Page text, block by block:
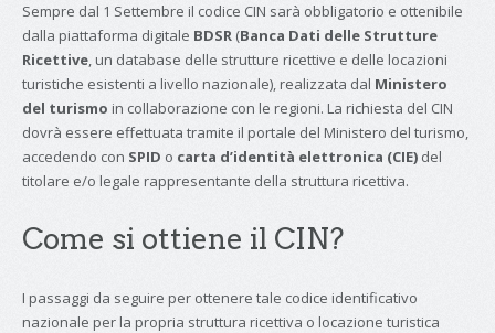
Sempre dal 1 Settembre il codice CIN sarà obbligatorio e ottenibile
dalla piattaforma digitale BDSR (Banca Dati delle Strutture
Ricettive, un database delle strutture ricettive e delle locazioni
turistiche esistenti a livello nazionale), realizzata dal Ministero
del turismo in collaborazione con le regioni. La richiesta del CIN
dovrà essere effettuata tramite il portale del Ministero del turismo,
accedendo con SPID o carta d’identità elettronica (CIE) del
titolare e/o legale rappresentante della struttura ricettiva.
Come si ottiene il CIN?
I passaggi da seguire per ottenere tale codice identificativo
nazionale per la propria struttura ricettiva o locazione turistica